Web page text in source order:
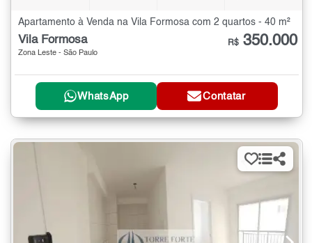
Apartamento à Venda na Vila Formosa com 2 quartos - 40 m²
Vila Formosa
Zona Leste - São Paulo
R$ 350.000
WhatsApp Contatar